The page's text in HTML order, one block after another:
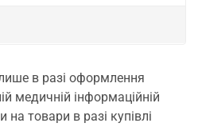
в разі оформлення
медичній інформаційній
на товари в разі купівлі